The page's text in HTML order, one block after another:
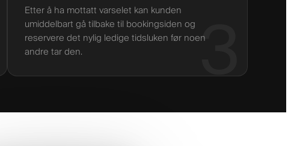
3
Etter å ha mottatt varselet kan kunden
umiddelbart gå tilbake til bookingsiden og
reservere det nylig ledige tidsluken før noen
andre tar den.